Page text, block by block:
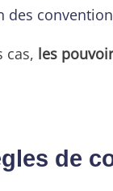
des
cas, les
de